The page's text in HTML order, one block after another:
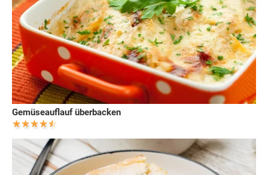
Gemüseauflauf überbacken